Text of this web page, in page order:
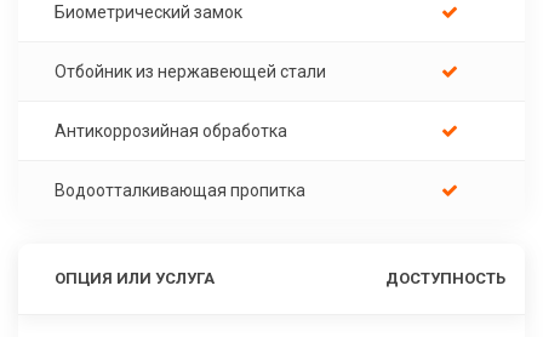
Биометрический замок
Отбойник из нержавеющей стали
Антикоррозийная обработка
Водоотталкивающая пропитка
ОПЦИЯ ИЛИ УСЛУГА ДОСТУПНОСТЬ